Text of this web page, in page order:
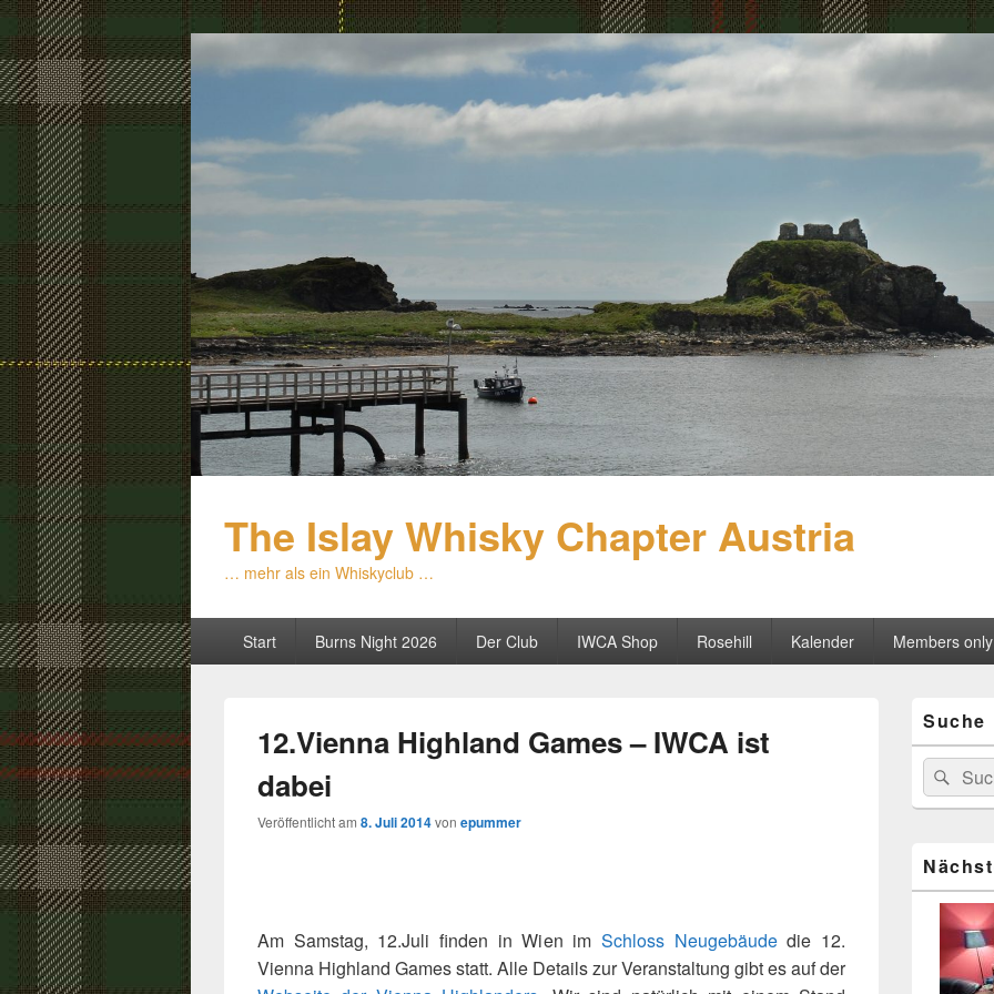
The Islay Whisky Chapter Austria
… mehr als ein Whiskyclub …
Primäres
Menü
Start Burns Night 2026 Der Club IWCA Shop Rosehill Kalender Members only
12.Vienna Highland Games – IWCA ist
dabei
Veröffentlicht am 8. Juli 2014von epummer
Am Samstag, 12.Juli finden in Wien im Schloss Neugebäudedie 12.
Vienna Highland Games statt. Alle Details zur Veranstaltung gibt es auf der
Seitenleisten-
Suche
Suchen
nach: